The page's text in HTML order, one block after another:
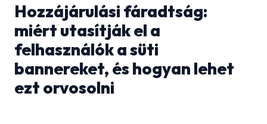
Hozzájárulási fáradtság:
miért utasítják el a
felhasználók a süti
bannereket, és hogyan lehet
ezt orvosolni